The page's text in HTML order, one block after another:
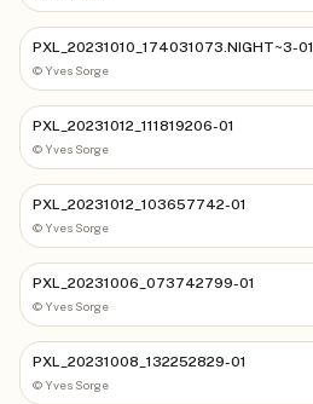
PXL_20231010_174031073.NIGHT~3-01
© Yves Sorge
PXL_20231012_111819206-01
© Yves Sorge
PXL_20231012_103657742-01
© Yves Sorge
PXL_20231006_073742799-01
© Yves Sorge
PXL_20231008_132252829-01
© Yves Sorge